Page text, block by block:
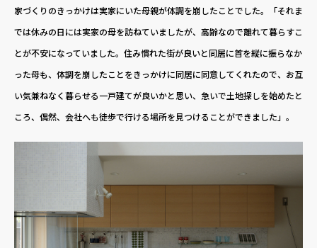
家づくりのきっかけは実家にいた母親が体調を崩したことでした。「それま
では休みの日には実家の母を訪ねていましたが、高齢なので離れて暮らすこ
とが不安になっていました。住み慣れた街が良いと同居に首を縦に振らなか
った母も、体調を崩したことをきっかけに同居に同意してくれたので、お互
い気兼ねなく暮らせる一戸建てが良いかと思い、急いで土地探しを始めたと
ころ、偶然、会社へも徒歩で行ける場所を見つけることができました」。